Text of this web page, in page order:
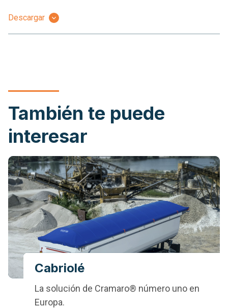
Descargar
También te puede
interesar
Cabriolé
La solución de Cramaro® número uno en
Europa.